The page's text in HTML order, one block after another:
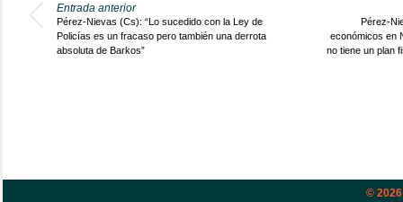
Entrada anterior
Pérez-Nievas (Cs): “Lo sucedido con la Ley de
Policías es un fracaso pero también una derrota
absoluta de Barkos”
Pérez-
económicos en
no tiene un plan
©